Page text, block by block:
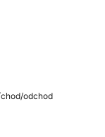
odchod